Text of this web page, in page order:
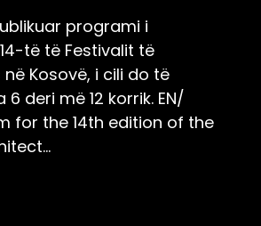
programi i
të të Festivalit të
Kosovë, i cili do të
deri më 12 korrik. EN/
for the 14th edition of the